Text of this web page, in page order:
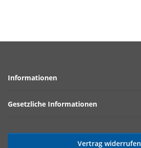
Informationen
Gesetzliche Informationen
Vertrag widerrufen